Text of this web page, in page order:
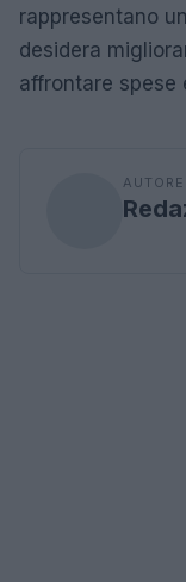
rappresentano
desidera
affrontare spese
AUTORE